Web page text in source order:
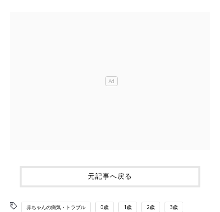
元記事へ戻る
赤ちゃんの病気・トラブル 0歳 1歳 2歳 3歳